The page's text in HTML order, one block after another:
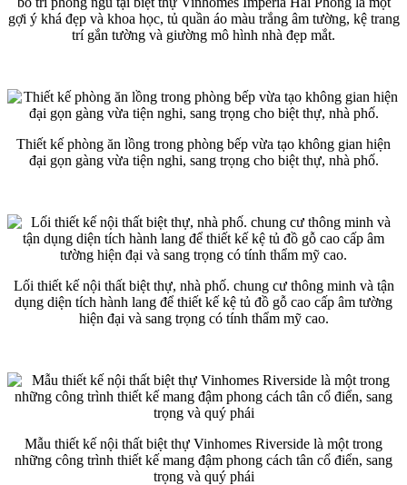
gợi ý khá đẹp và khoa học, tủ quần áo màu trắng âm tường, kệ trang
trí gắn tường và giường mô hình nhà đẹp mắt.
Thiết kế phòng ăn lồng trong phòng bếp vừa tạo không gian hiện
đại gọn gàng vừa tiện nghi, sang trọng cho biệt thự, nhà phố.
Lối thiết kế nội thất biệt thự, nhà phố. chung cư thông minh và tận
dụng diện tích hành lang để thiết kế kệ tủ đồ gỗ cao cấp âm tường
hiện đại và sang trọng có tính thẩm mỹ cao.
Mẫu thiết kế nội thất biệt thự Vinhomes Riverside là một trong
những công trình thiết kế mang đậm phong cách tân cổ điển, sang
trọng và quý phái